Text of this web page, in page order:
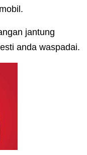
jantung
anda waspadai.